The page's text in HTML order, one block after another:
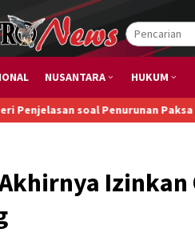
NUSANTARA HUKUM
soal Penurunan Paksa